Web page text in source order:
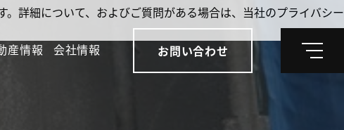
産情報 会社情報 お問い合わせ
メ
詳細について、およびご質問がある場合は、当社のプライバシー